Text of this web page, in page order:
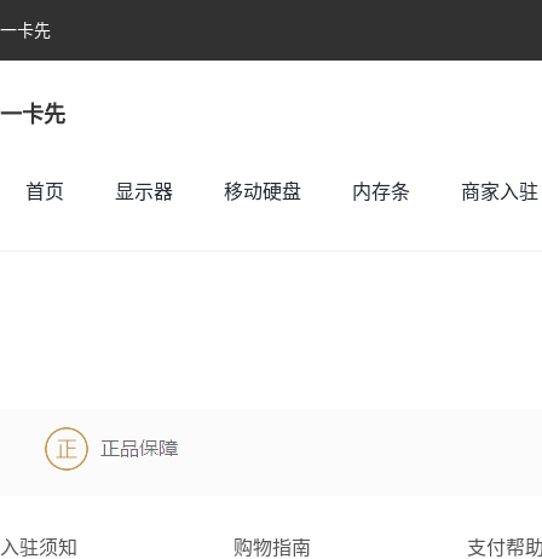
一卡先
一卡先
首页 显示器 移动硬盘 内存条 商家入驻
入驻须知 购物指南 支付帮